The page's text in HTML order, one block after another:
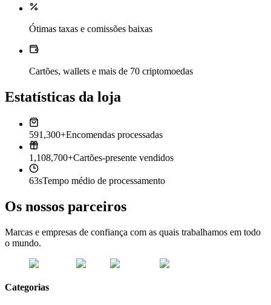
Ótimas taxas e comissões baixas
Cartões, wallets e mais de 70 criptomoedas
Estatísticas da loja
591,300+Encomendas processadas
1,108,700+Cartões-presente vendidos
63sTempo médio de processamento
Os nossos parceiros
Marcas e empresas de confiança com as quais trabalhamos em todo
o mundo.
Categorias